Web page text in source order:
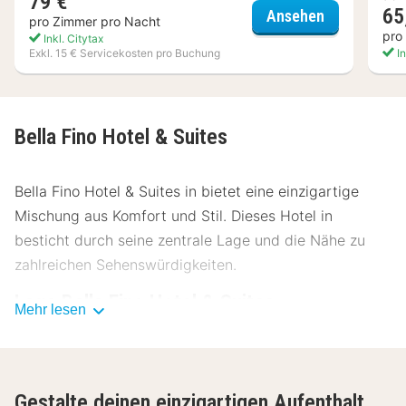
pro Zimmer pro Nacht
Inkl. Citytax
Exkl. 15 € Servicekosten pro Buchung
Ansehen Mercure
pro
Bella Fino Hotel & Suites
Bella Fino Hotel & Suites in bietet eine einzigartige
Mischung aus Komfort und Stil. Dieses Hotel in
besticht durch seine zentrale Lage und die Nähe zu
zahlreichen Sehenswürdigkeiten.
Lage Bella Fino Hotel & Suites
Mehr lesen